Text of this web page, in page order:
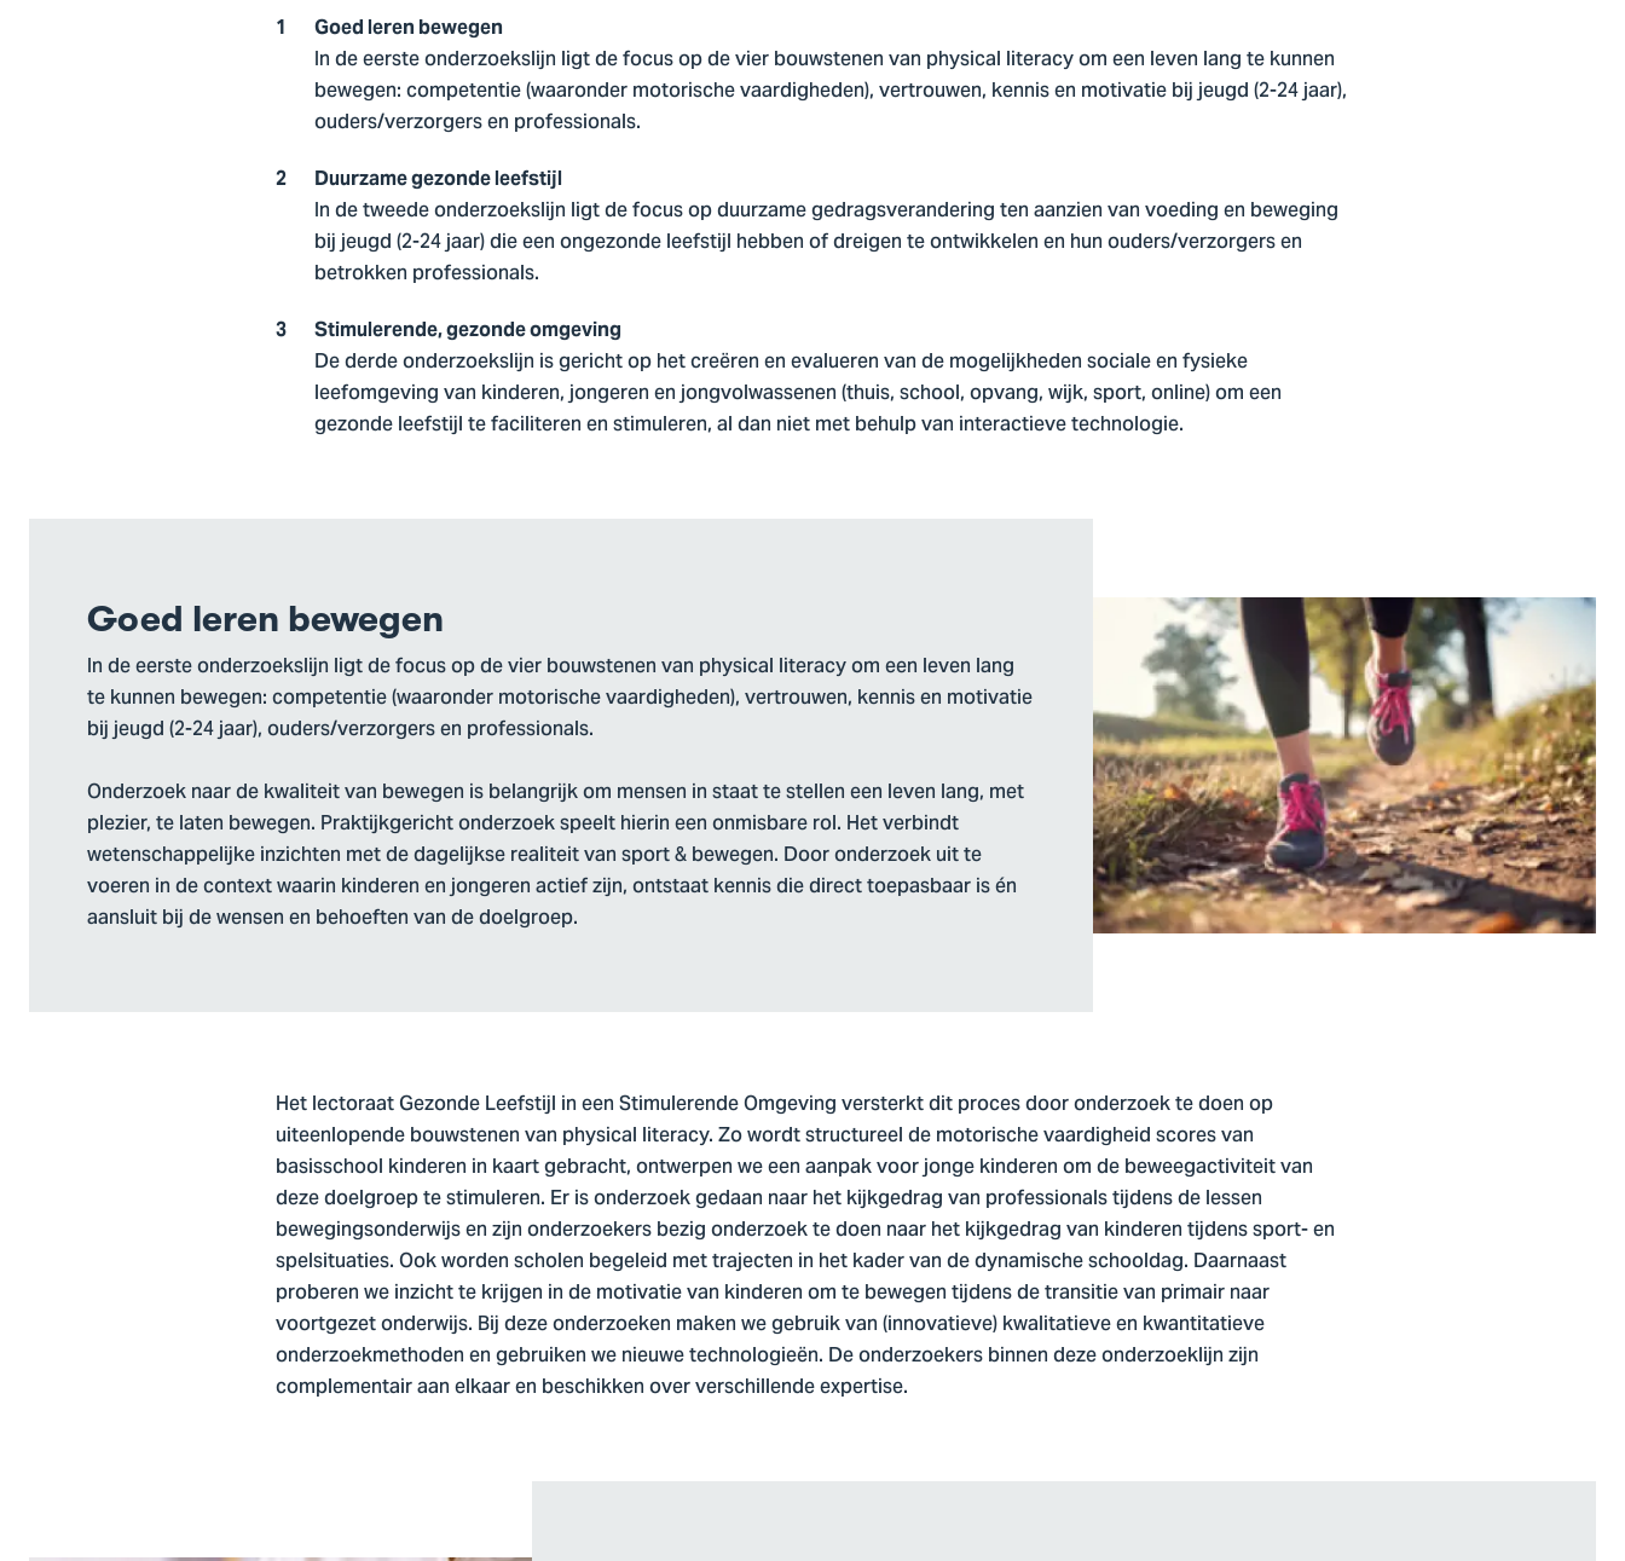
Goed leren bewegen
In de eerste onderzoekslijn ligt de focus op de vier bouwstenen van physical literacy om een leven lang te kunnen
bewegen: competentie (waaronder motorische vaardigheden), vertrouwen, kennis en motivatie bij jeugd (2-24 jaar),
ouders/verzorgers en professionals.
Duurzame gezonde leefstijl
In de tweede onderzoekslijn ligt de focus op duurzame gedragsverandering ten aanzien van voeding en beweging
bij jeugd (2-24 jaar) die een ongezonde leefstijl hebben of dreigen te ontwikkelen en hun ouders/verzorgers en
betrokken professionals.
Stimulerende, gezonde omgeving
De derde onderzoekslijn is gericht op het creëren en evalueren van de mogelijkheden sociale en fysieke
leefomgeving van kinderen, jongeren en jongvolwassenen (thuis, school, opvang, wijk, sport, online) om een
gezonde leefstijl te faciliteren en stimuleren, al dan niet met behulp van interactieve technologie.
Goed leren bewegen
In de eerste onderzoekslijn ligt de focus op de vier bouwstenen van physical literacy om een leven lang
te kunnen bewegen: competentie (waaronder motorische vaardigheden), vertrouwen, kennis en motivatie
bij jeugd (2-24 jaar), ouders/verzorgers en professionals.
Onderzoek naar de kwaliteit van bewegen is belangrijk om mensen in staat te stellen een leven lang, met
plezier, te laten bewegen. Praktijkgericht onderzoek speelt hierin een onmisbare rol. Het verbindt
wetenschappelijke inzichten met de dagelijkse realiteit van sport & bewegen. Door onderzoek uit te
voeren in de context waarin kinderen en jongeren actief zijn, ontstaat kennis die direct toepasbaar is én
aansluit bij de wensen en behoeften van de doelgroep.
Het lectoraat Gezonde Leefstijl in een Stimulerende Omgeving versterkt dit proces door onderzoek te doen op
uiteenlopende bouwstenen van physical literacy. Zo wordt structureel de motorische vaardigheid scores van
basisschool kinderen in kaart gebracht, ontwerpen we een aanpak voor jonge kinderen om de beweegactiviteit van
deze doelgroep te stimuleren. Er is onderzoek gedaan naar het kijkgedrag van professionals tijdens de lessen
bewegingsonderwijs en zijn onderzoekers bezig onderzoek te doen naar het kijkgedrag van kinderen tijdens sport- en
spelsituaties. Ook worden scholen begeleid met trajecten in het kader van de dynamische schooldag. Daarnaast
proberen we inzicht te krijgen in de motivatie van kinderen om te bewegen tijdens de transitie van primair naar
voortgezet onderwijs. Bij deze onderzoeken maken we gebruik van (innovatieve) kwalitatieve en kwantitatieve
onderzoekmethoden en gebruiken we nieuwe technologieën. De onderzoekers binnen deze onderzoeklijn zijn
complementair aan elkaar en beschikken over verschillende expertise.